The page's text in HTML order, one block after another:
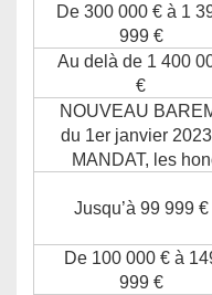
De 300 000 € à 1
999 €
Au delà de 1 400
€
NOUVEAU
du 1er janvier
MANDAT, les
Jusqu’à 99 999 €
De 100 000 € à
999 €